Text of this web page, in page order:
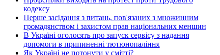
кодексу
Перше засідання з питань, пов'язаних з множинним
громадянством і захистом прав національних меншин
В Україні оголосять про запуск сервісу з надання
допомоги в припиненні тютюнопаління
Як Україні не потонути у смітті?